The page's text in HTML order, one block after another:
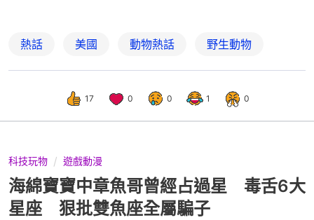
熱話 美國 動物熱話 野生動物
17 0 0 1 0
科技玩物 遊戲動漫
海綿寶寶中章魚哥曾經占過星 毒舌6大
星座 狠批雙魚座全屬騙子